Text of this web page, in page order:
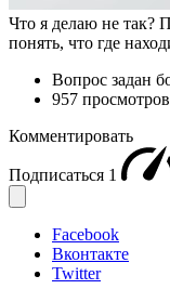
Что я делаю не так?
понять, что где
Вопрос задан
957 просмотров
Комментировать
Подписаться 1
Facebook
Вконтакте
Twitter